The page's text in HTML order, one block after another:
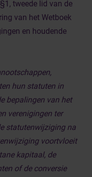
tweede lid van de
van het Wetboek
en houdende
hun statuten in
bepalingen van het
verenigingen ter
statutenwijziging na
voortvloeit
kapitaal, de
of de conversie